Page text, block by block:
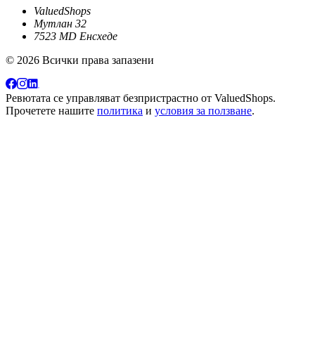
ValuedShops
Мутлан 32
7523 MD Енсхеде
© 2026 Всички права запазени
Ревютата се управляват безпристрастно от ValuedShops.
Прочетете нашите политика и условия за ползване.